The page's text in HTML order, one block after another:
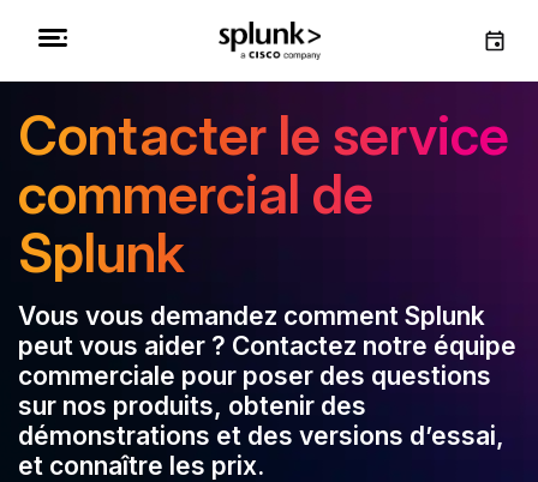
Contacter le service
commercial de
Splunk
Vous vous demandez comment Splunk
peut vous aider ? Contactez notre équipe
commerciale pour poser des questions
sur nos produits, obtenir des
démonstrations et des versions d’essai,
et connaître les prix.